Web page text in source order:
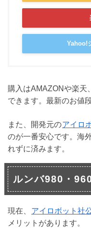
Yahoo!
購入はAMAZONや楽天
できます。最新のお値
また、開発元のアイロ
のが一番安心です。海
れずに済みます。
ルンバ980・
現在、 アイロボット社
メリットがあります。